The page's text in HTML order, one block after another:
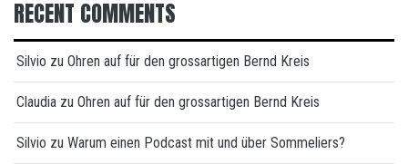
RECENT COMMENTS
Silvio zu Ohren auf für den grossartigen Bernd Kreis
Claudia zu Ohren auf für den grossartigen Bernd Kreis
Silvio zu Warum einen Podcast mit und über Sommeliers?